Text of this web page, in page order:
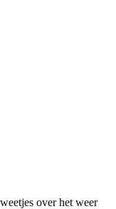
over het weer